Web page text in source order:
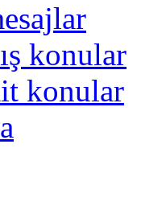
konular
konular